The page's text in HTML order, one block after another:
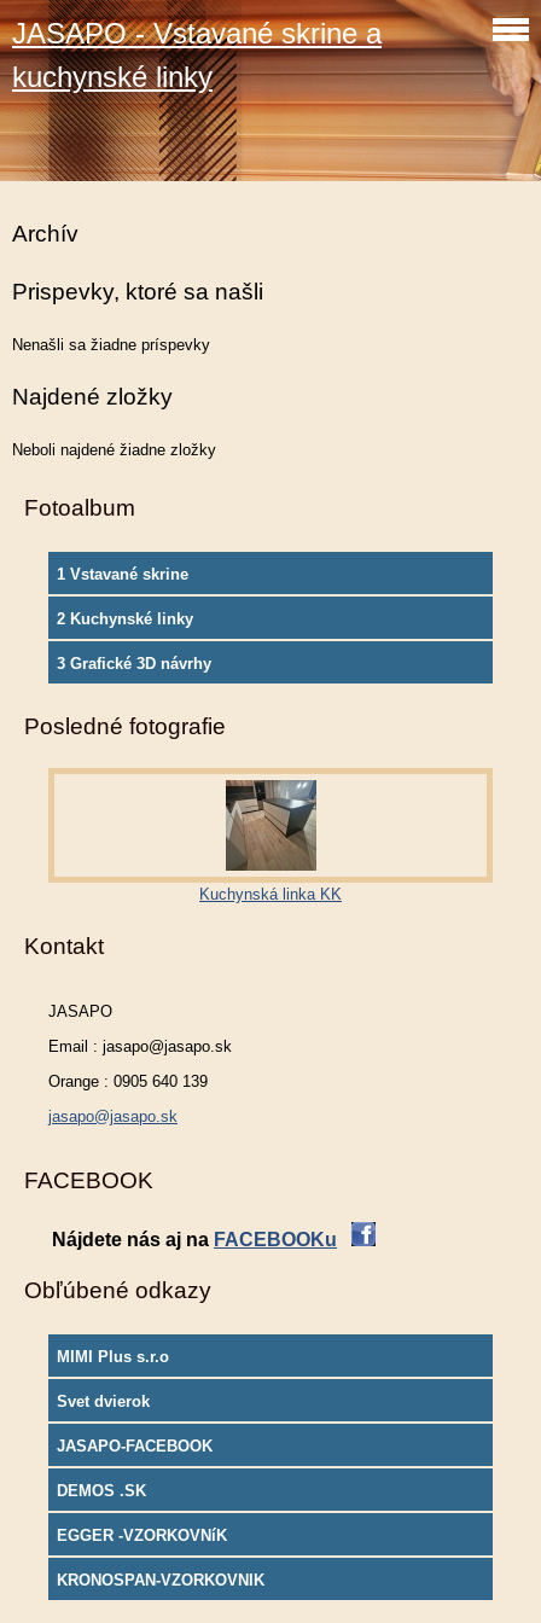
JASAPO - Vstavané skrine a
kuchynské linky
Archív
Prispevky, ktoré sa našli
Nenašli sa žiadne príspevky
Najdené zložky
Neboli najdené žiadne zložky
Fotoalbum
1 Vstavané skrine
2 Kuchynské linky
3 Grafické 3D návrhy
Posledné fotografie
Kuchynská linka KK
Kontakt
JASAPO
Email : jasapo@jasapo.sk
Orange : 0905 640 139
jasapo@jasapo.sk
FACEBOOK
Nájdete nás aj na FACEBOOKu
Obľúbené odkazy
MIMI Plus s.r.o
Svet dvierok
JASAPO-FACEBOOK
DEMOS .SK
EGGER -VZORKOVNíK
KRONOSPAN-VZORKOVNIK